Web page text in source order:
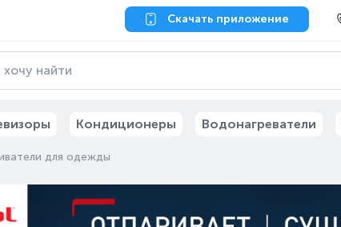
Скачать приложение
Кондиционеры Водонагреватели
для одежды